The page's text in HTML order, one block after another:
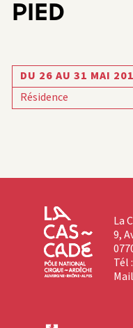
PIED
DU 26 AU 31 MAI
Résidence
La
9,
Tél